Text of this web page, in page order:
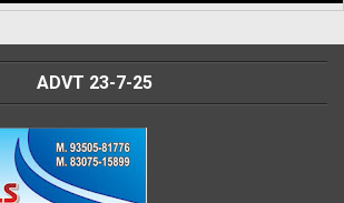
ADVT 23-7-25